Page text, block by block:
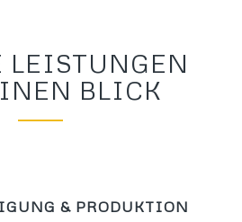
LEISTUNGEN
BLICK
& PRODUKTION